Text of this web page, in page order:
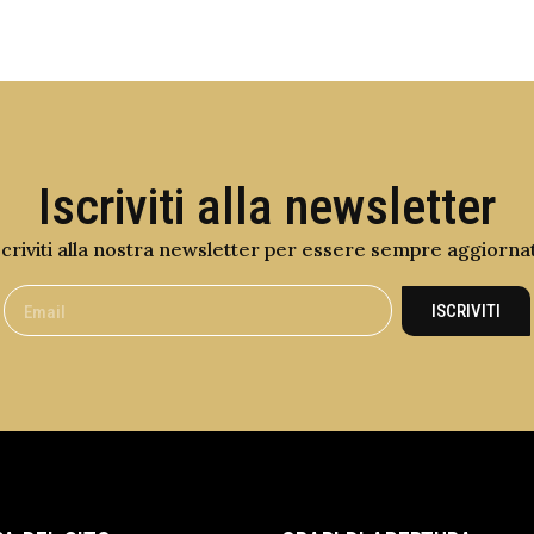
Iscriviti alla newsletter
alla nostra newsletter per essere sempre
ISCRIVITI